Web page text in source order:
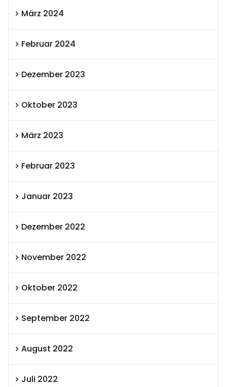
März 2024
Februar 2024
Dezember 2023
Oktober 2023
März 2023
Februar 2023
Januar 2023
Dezember 2022
November 2022
Oktober 2022
September 2022
August 2022
Juli 2022